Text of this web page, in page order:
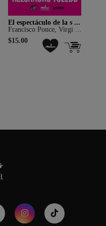
El espectáculo de la s ...
Francisco Ponce, Virgi ...
$15.00
sitio web utiliza cookies para
navegación e información